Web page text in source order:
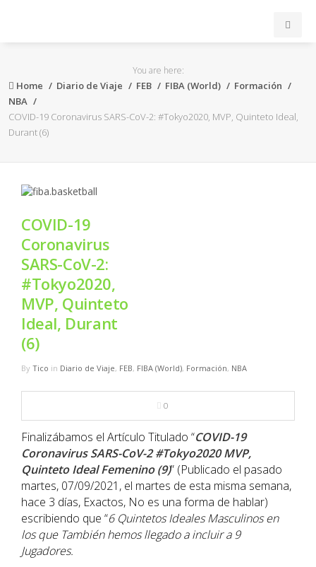
ACB
EuroLeague
OTROS
FORMACIÓN
You are here:
Home Diario de Viaje FEB FIBA (World)
Formación
NBA
COVID-19 Coronavirus SARS-CoV-2: #Tokyo2020, MVP, Quinteto Ideal,
Durant (6)
COVID-19
Coronavirus
SARS-CoV-2:
#Tokyo2020,
MVP, Quinteto
Ideal, Durant
(6)
By Tico in Diario de Viaje, FEB, FIBA (World), Formación, NBA
0
Finalizábamos el Artículo Titulado “COVID-19
Coronavirus SARS-CoV-2 #Tokyo2020 MVP,
Quinteto Ideal Femenino (9)” (Publicado el pasado
martes, 07/09/2021, el martes de esta misma semana,
hace 3 días, Exactos, No es una forma de hablar)
escribiendo que “6 Quintetos Ideales Masculinos en
los que También hemos llegado a incluir a 9
Jugadores.